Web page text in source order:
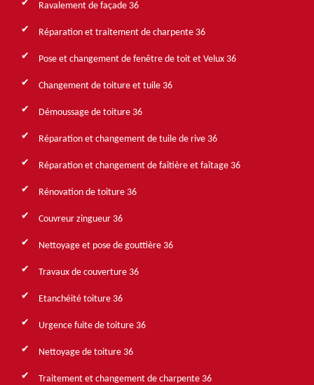
Ravalement de façade 36
Réparation et traitement de charpente 36
Pose et changement de fenêtre de toit et Velux 36
Changement de toiture et tuile 36
Démoussage de toiture 36
Réparation et changement de tuile de rive 36
Réparation et changement de faîtière et faîtage 36
Rénovation de toiture 36
Couvreur zingueur 36
Nettoyage et pose de gouttière 36
Travaux de couverture 36
Etanchéité toiture 36
Urgence fuite de toiture 36
Nettoyage de toiture 36
Traitement et changement de charpente 36